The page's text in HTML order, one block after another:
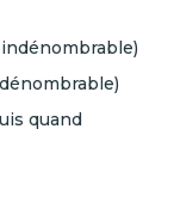
quand